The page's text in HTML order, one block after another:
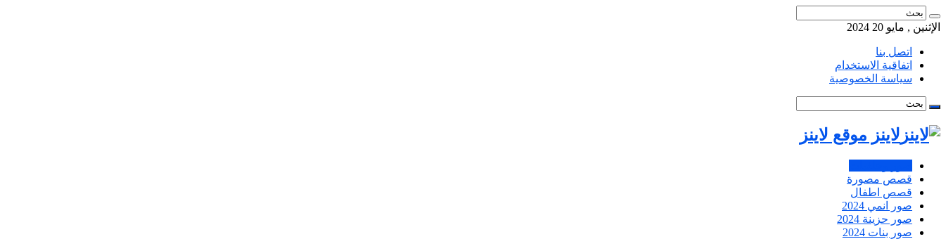
الإثنين , مايو 20 2024
اتصل بنا
اتفاقية الاستخدام
سياسة الخصوصية
لاينز موقع لاينز
قصص مصورة
قصص اطفال
صور انمي 2024
صور حزينة 2024
صور بنات 2024